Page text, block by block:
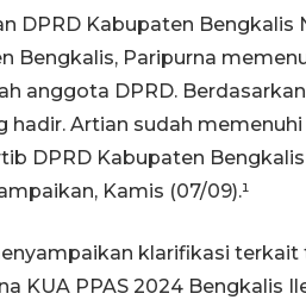
DPRD Kabupaten Bengkalis
Bengkalis, Paripurna
anggota DPRD.
hadir. Artian sudah
DPRD Kabupaten
Kamis (07/09).¹
klarifikasi terkait
KUA PPAS 2024 Bengkalis